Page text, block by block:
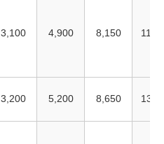
3,100 4,900 8,150
3,200 5,200 8,650